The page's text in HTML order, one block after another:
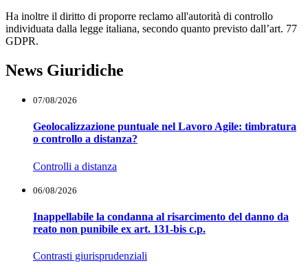
Ha inoltre il diritto di proporre reclamo all'autorità di controllo
individuata dalla legge italiana, secondo quanto previsto dall’art. 77
GDPR.
News Giuridiche
07/08/2026
Geolocalizzazione puntuale nel Lavoro Agile: timbratura
o controllo a distanza?
Controlli a distanza
06/08/2026
Inappellabile la condanna al risarcimento del danno da
reato non punibile ex art. 131-bis c.p.
Contrasti giurisprudenziali